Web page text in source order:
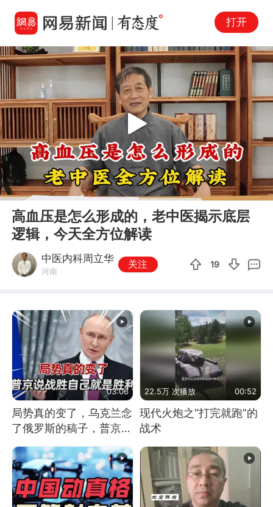
打开
00:00 01:55
Play
高血压是怎么形成的，老中医揭示底层
逻辑，今天全方位解读
中医内科周立华
河南
关注 19
03:06
局势真的变了，乌克兰念
了俄罗斯的稿子，普京说
战胜自己就是胜利
22.5万 次播放 00:52
现代火炮之“打完就跑”的
战术